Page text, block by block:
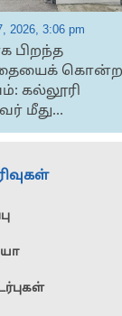
2026, 3:06 pm
பிறந்த
கொன்ற
கல்லூரி
மீது